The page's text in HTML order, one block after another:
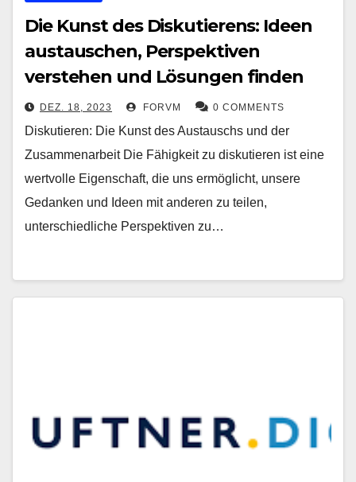
Die Kunst des Diskutierens: Ideen
austauschen, Perspektiven
verstehen und Lösungen finden
DEZ. 18, 2023 FORVM 0 COMMENTS
Diskutieren: Die Kunst des Austauschs und der
Zusammenarbeit Die Fähigkeit zu diskutieren ist eine
wertvolle Eigenschaft, die uns ermöglicht, unsere
Gedanken und Ideen mit anderen zu teilen,
unterschiedliche Perspektiven zu…